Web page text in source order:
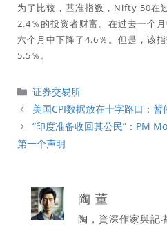
为了比较，基准指数，Nifty 50在
2.4％的投资者财富。在过去一个
六个月中下降了4.6％。但是，该
5.5％。
分
類
证券交易所
美国CPI数据放在十字路口：
“印度准备收回其公民”：PM
第一个声明
陶 董
陶，資深作家與記